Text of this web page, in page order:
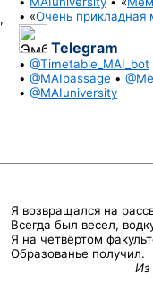
,
• «Очень прикладная
Telegram
• @Timetable_MAI_bot
• @MAIpassage •
• @MAIuniversity
Я возвращался на
Всегда был весел,
Я на четвёртом
Образованье получил.
Из